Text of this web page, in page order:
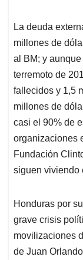
La deuda
millones de
al BM; y aunque
terremoto de
fallecidos y 1,5
millones de
casi el 90% de
organizaciones
Fundación
siguen viviendo
Honduras por
grave crisis
movilizaciones
de Juan